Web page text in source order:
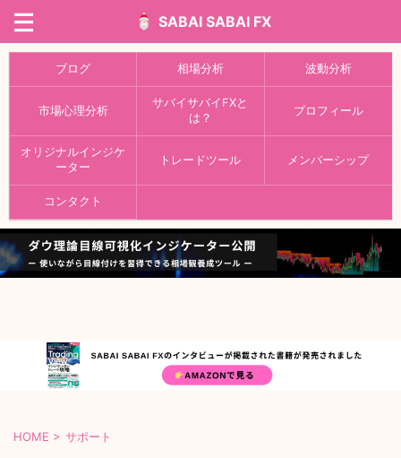
SABAI SABAI FX
ブログ 相場分析 波動分析
市場心理分析
サバイサバイFXと
は？
プロフィール
オリジナルインジケ
ーター
トレードツール メンバーシップ
コンタクト
HOME > サポート